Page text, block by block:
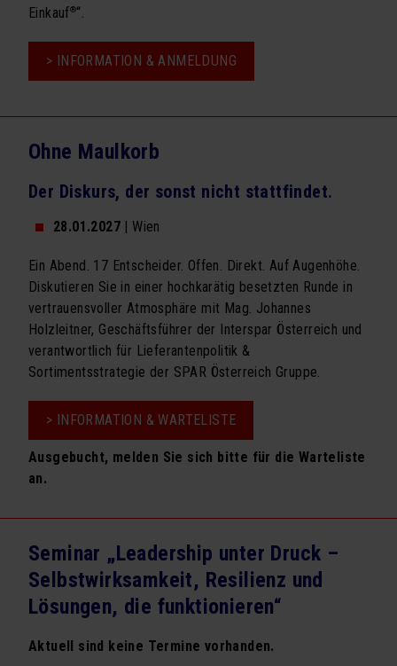
Einkauf®“.
> INFORMATION & ANMELDUNG
Ohne Maulkorb
Der Diskurs, der sonst nicht stattfindet.
28.01.2027 | Wien
Ein Abend. 17 Entscheider. Offen. Direkt. Auf Augenhöhe.
Diskutieren Sie in einer hochkarätig besetzten Runde in
vertrauensvoller Atmosphäre mit Mag. Johannes
Holzleitner, Geschäftsführer der Interspar Österreich und
verantwortlich für Lieferantenpolitik &
Sortimentsstrategie der SPAR Österreich Gruppe.
> INFORMATION & WARTELISTE
Ausgebucht, melden Sie sich bitte für die Warteliste
an.
Maulkorb
Seminar „Leadership unter Druck –
Selbstwirksamkeit, Resilienz und
Lösungen, die funktionieren“
Aktuell sind keine Termine vorhanden.